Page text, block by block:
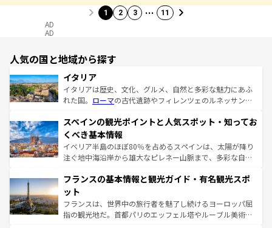
1 2 3 … 11
AD
AD
人気の国と地域から探す
イタリア
イタリアは歴史、文化、グルメ、自然と多彩な魅力にあふ
れた国。 ローマの古代遺跡やフィレンツェのルネッサンス
ろん、トスカーナの美しい田園風景やアマルフィ海岸の絶
景など、自然景観も見逃せない。観光の合間には、本場の
ピザやパスタなど、絶品のイタリア料理を堪能することも
できる。朝目覚めてから夜眠るまで、すべての瞬間を楽し
なお、新着のイタリア情報はコンテンツ一覧を参照してほ
しい。
スペインの観光ポイントと人気スポット・知ってお
くべき基本情報
イベリア半島のほぼ80％を占めるスペインは、太陽が降り
注ぐ地中海沿岸から雄大なピレネー山脈まで、多彩な自然
文化が根付くこの国では、情熱的なフラメンコ、熱気あふ
れる闘牛、そして美味しいタパスが生活の一部となってい
る。首都マドリードの洗練された雰囲気や、バルセロナの
アートに溢れた街角から、地方では古代ローマ遺跡や中世
フランスの基本情報と観光ガイド・有名観光スポ
ット
フランスは、世界中の旅行者を魅了し続けるヨーロッパ屈
指の観光地だ。首都パリのエッフェル塔やルーブル美術館